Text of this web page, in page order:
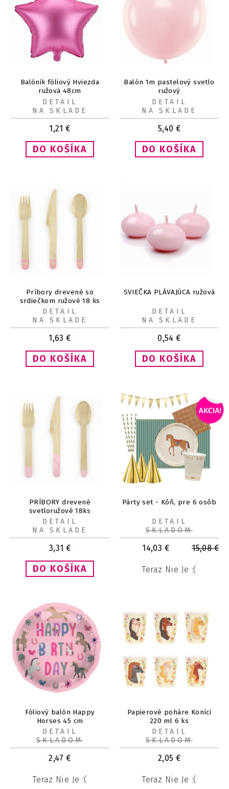
Balónik fóliový Hviezda
ružová 48cm
1,21 €
DETAIL
NA SKLADE
Balón 1m pastelový svetlo
ružový
5,40 €
DETAIL
NA SKLADE
Príbory drevené so
srdiečkom ružové 18 ks
1,63 €
DETAIL
NA SKLADE
SVIEČKA PLÁVAJÚCA ružová
0,54 €
DETAIL
NA SKLADE
PRÍBORY drevené
svetloružové 18ks
3,31 €
DETAIL
NA SKLADE
Párty set - Kôň, pre 6 osôb
14,03 € 15,08€
Teraz Nie Je :(
DETAIL
SKLADOM
Fóliový balón Happy
Horses 45 cm
2,47 €
Teraz Nie Je :(
DETAIL
SKLADOM
Papierové poháre Koníci
220 ml 6 ks
2,05 €
Teraz Nie Je :(
DETAIL
SKLADOM